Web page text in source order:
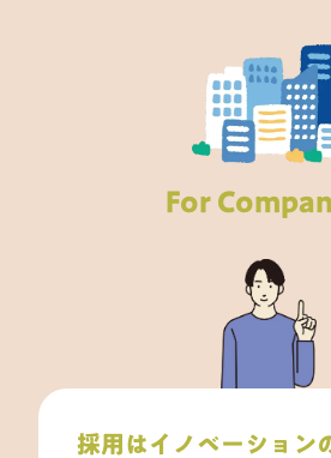
For
採用はイノベーション